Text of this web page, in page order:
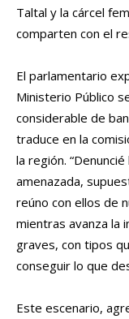
Taltal y la cárcel
comparten con el
El parlamentario
Ministerio Público
considerable de
traduce en la
la región.
amenazada,
reúno con ellos de
mientras avanza la
graves, con tipos
conseguir lo que
Este escenario,